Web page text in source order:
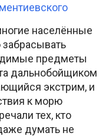
населённые
предметы
дальнобойщиком
экстрим, и
к морю
тех, кто
думать не